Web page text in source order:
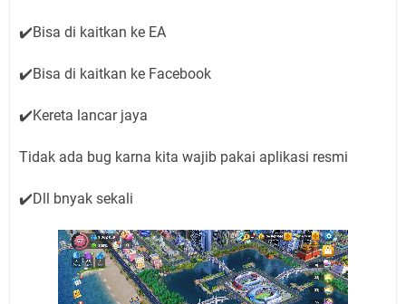
✔️Bisa di kaitkan ke EA
✔️Bisa di kaitkan ke Facebook
✔️Kereta lancar jaya
Tidak ada bug karna kita wajib pakai aplikasi resmi
✔️Dll bnyak sekali